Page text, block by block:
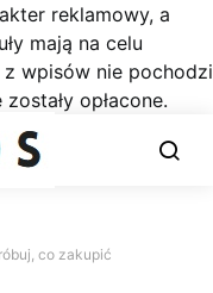
reklamowy, a
mają na celu
wpisów nie pochodzi
opłacone.
co zakupić